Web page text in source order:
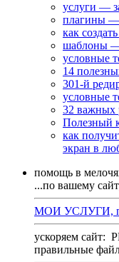
услуги —
плагины —
как
шаблоны —
условные
14
301-й
условные
32 важных
Полезный
как
экран в
помощь в
...по вашему
МОИ УСЛУГИ,
ускоряем сайт:
правильные